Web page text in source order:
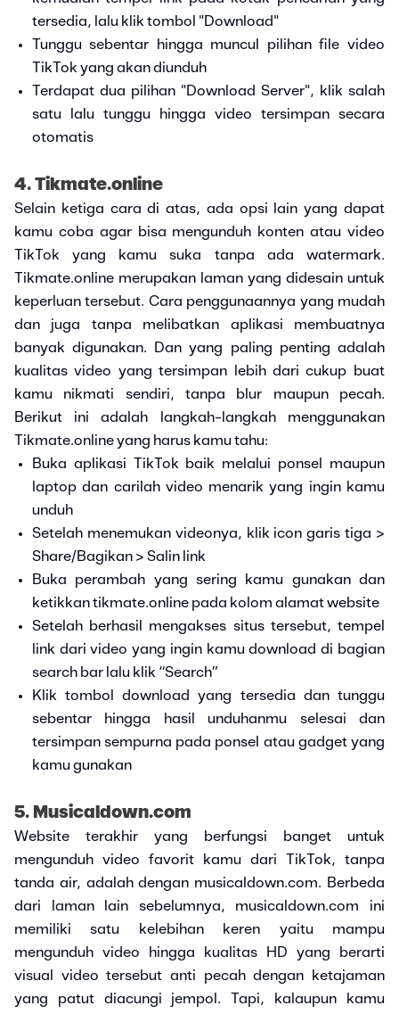
tersedia, lalu klik tombol "Download"
Tunggu sebentar hingga muncul pilihan file video
TikTok yang akan diunduh
Terdapat dua pilihan "Download Server", klik salah
satu lalu tunggu hingga video tersimpan secara
otomatis
4. Tikmate.online
Selain ketiga cara di atas, ada opsi lain yang dapat
kamu coba agar bisa mengunduh konten atau video
TikTok yang kamu suka tanpa ada watermark.
Tikmate.online merupakan laman yang didesain untuk
keperluan tersebut. Cara penggunaannya yang mudah
dan juga tanpa melibatkan aplikasi membuatnya
banyak digunakan. Dan yang paling penting adalah
kualitas video yang tersimpan lebih dari cukup buat
kamu nikmati sendiri, tanpa blur maupun pecah.
Berikut ini adalah langkah-langkah menggunakan
Tikmate.online yang harus kamu tahu:
Buka aplikasi TikTok baik melalui ponsel maupun
laptop dan carilah video menarik yang ingin kamu
unduh
Setelah menemukan videonya, klik icon garis tiga >
Share/Bagikan > Salin link
Buka perambah yang sering kamu gunakan dan
ketikkan tikmate.online pada kolom alamat website
Setelah berhasil mengakses situs tersebut, tempel
link dari video yang ingin kamu download di bagian
search bar lalu klik “Search”
Klik tombol download yang tersedia dan tunggu
sebentar hingga hasil unduhanmu selesai dan
tersimpan sempurna pada ponsel atau gadget yang
kamu gunakan
5. Musicaldown.com
Website terakhir yang berfungsi banget untuk
mengunduh video favorit kamu dari TikTok, tanpa
tanda air, adalah dengan musicaldown.com. Berbeda
dari laman lain sebelumnya, musicaldown.com ini
memiliki satu kelebihan keren yaitu mampu
mengunduh video hingga kualitas HD yang berarti
visual video tersebut anti pecah dengan ketajaman
yang patut diacungi jempol. Tapi, kalaupun kamu